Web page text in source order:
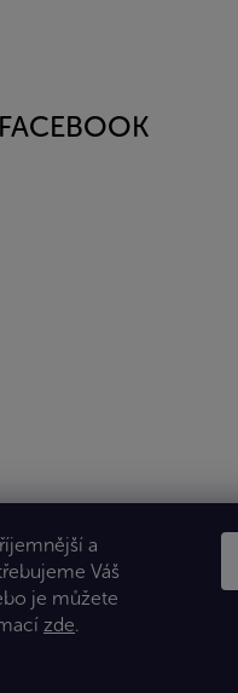
a
Váš
je můžete
zde.
FACEBOOK